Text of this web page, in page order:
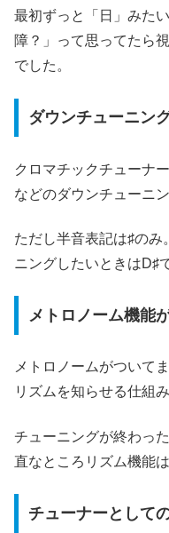
最初ずっと「日」みた
障？」って思ってたら
でした。
ダウンチューニン
クロマチックチューナ
などのダウンチューニ
ただし半音表記は♯の
ニングしたいときはD♯
メトロノーム機能
メトロノームがついて
リズムを知らせる仕組み
チューニングが終わっ
直なところリズム機能
チューナーとして